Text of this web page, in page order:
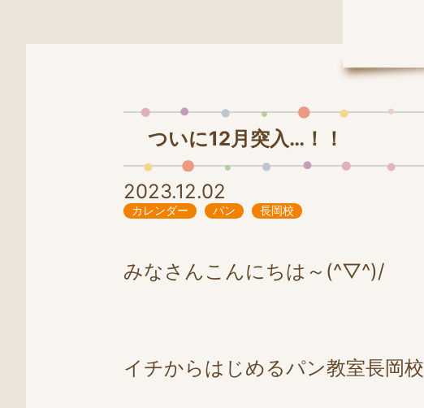
ついに12月突入…！！
2023.12.02
カレンダー パン 長岡校
みなさんこんにちは～(^▽^)/
イチからはじめるパン教室長岡校